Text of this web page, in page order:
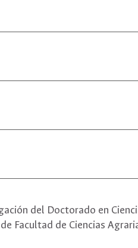
del Doctorado en
Facultad de Ciencias